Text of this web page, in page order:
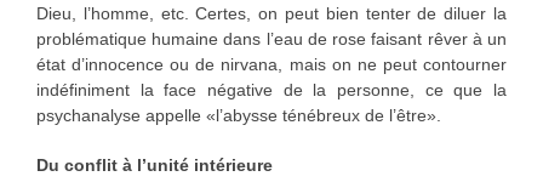
Dieu, l’homme, etc. Certes, on peut bien tenter de diluer la
problématique humaine dans l’eau de rose faisant rêver à un
état d’innocence ou de nirvana, mais on ne peut contourner
indéfiniment la face négative de la personne, ce que la
psychanalyse appelle «l’abysse ténébreux de l’être».
Du conflit à l’unité intérieure